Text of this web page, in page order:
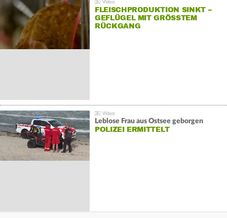
FLEISCHPRODUKTION SINKT –
GEFLÜGEL MIT GRÖSSTEM R
ÜCKGANG
Leblose Frau aus Ostsee geborgen
POLIZEI ERMITTELT